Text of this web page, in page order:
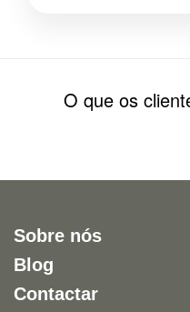
O que os
Sobre nós
Blog
Contactar